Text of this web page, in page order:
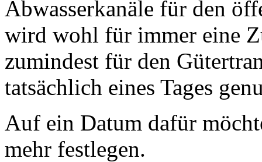
Abwasserkanäle für den
wird wohl für immer eine
zumindest für den
tatsächlich eines Tages
Auf ein Datum dafür
mehr festlegen.